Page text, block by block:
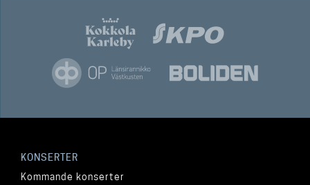
KONSERTER
Kommande konserter